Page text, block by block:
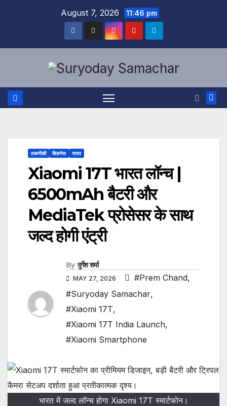
August 7, 2026 11:46 pm
तकनीकी बिज़नेस भारत
Xiaomi 17T भारत लॉन्च |
6500mAh बैटरी और
MediaTek प्रोसेसर के साथ
जल्द होगी एंट्री
By दुर्गेश शर्मा
MAY 27, 2026 #Prem Chand,
#Suryoday Samachar,
#Xiaomi 17T,
#Xiaomi 17T India Launch,
#Xiaomi Smartphone
भारत में जल्द लॉन्च होगा Xiaomi 17T स्मार्टफोन।